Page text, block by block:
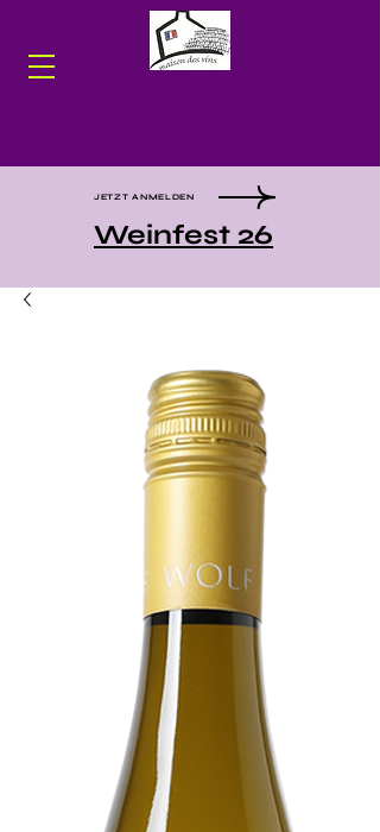
JETZT ANMELDEN
Weinfest 26